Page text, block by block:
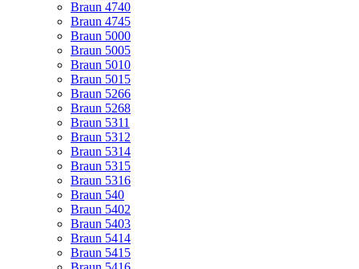
Braun 4740
Braun 4745
Braun 5000
Braun 5005
Braun 5010
Braun 5015
Braun 5266
Braun 5268
Braun 5311
Braun 5312
Braun 5314
Braun 5315
Braun 5316
Braun 540
Braun 5402
Braun 5403
Braun 5414
Braun 5415